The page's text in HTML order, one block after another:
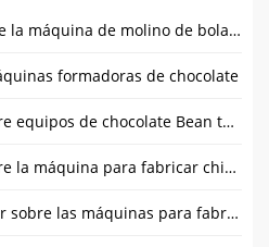
Comparación del precio de la máquina de molino de bolas de chocolate: Qué esperar y cómo ahorrar
formadoras de chocolate
Preguntas frecuentes sobre equipos de chocolate Bean to Bar – Respuestas de expertos
Preguntas frecuentes sobre la máquina para fabricar chips de chocolate
Todo lo que necesita saber sobre las máquinas para fabricar tiza totalmente automáticas